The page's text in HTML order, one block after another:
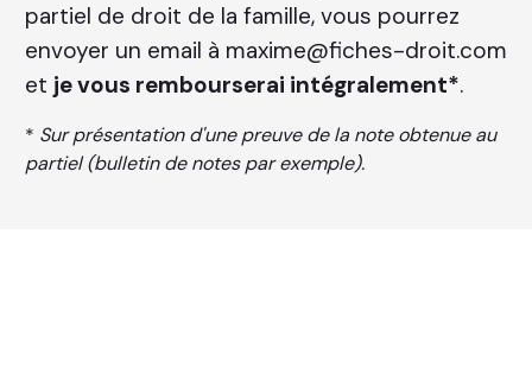
partiel de droit de la famille, vous pourrez
envoyer un email à maxime@fiches-droit.com
et je vous rembourserai intégralement*.
* Sur présentation d'une preuve de la note obtenue au
partiel (bulletin de notes par exemple).